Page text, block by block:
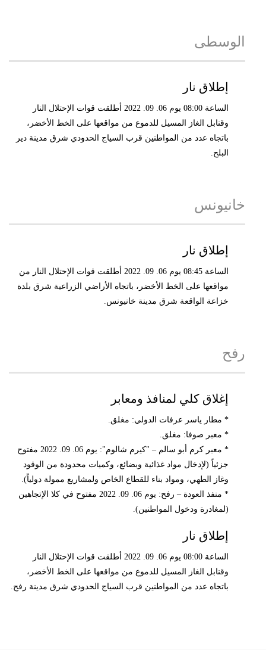
الوسطى
إطلاق نار
الساعة 08:00 يوم 06. 09. 2022 أطلقت قوات الإحتلال النار
وقنابل الغاز المسيل للدموع من مواقعها على الخط الأخضر،
باتجاه عدد من المواطنين قرب السياج الحدودي شرق مدينة دير
البلح.
خانيونس
إطلاق نار
الساعة 08:45 يوم 06. 09. 2022 أطلقت قوات الإحتلال النار من
مواقعها على الخط الأخضر، باتجاه الأراضي الزراعية شرق بلدة
خزاعة الواقعة شرق مدينة خانيونس.
رفح
إغلاق كلي لمنافذ ومعابر
* مطار ياسر عرفات الدولي: مغلق.
* معبر صوفا: مغلق.
* معبر كرم أبو سالم – "كيرم شالوم": يوم 06. 09. 2022 مفتوح
جزئياً (لإدخال مواد غذائية وبضائع، وكميات محدودة من الوقود
وغاز الطهي، ومواد بناء للقطاع الخاص ولمشاريع ممولة دولياً).
* منفذ العودة – رفح: يوم 06. 09. 2022 مفتوح في كلا الإتجاهين
(لمغادرة ودخول المواطنين).
إطلاق نار
الساعة 08:00 يوم 06. 09. 2022 أطلقت قوات الإحتلال النار
وقنابل الغاز المسيل للدموع من مواقعها على الخط الأخضر،
باتجاه عدد من المواطنين قرب السياج الحدودي شرق مدينة رفح.